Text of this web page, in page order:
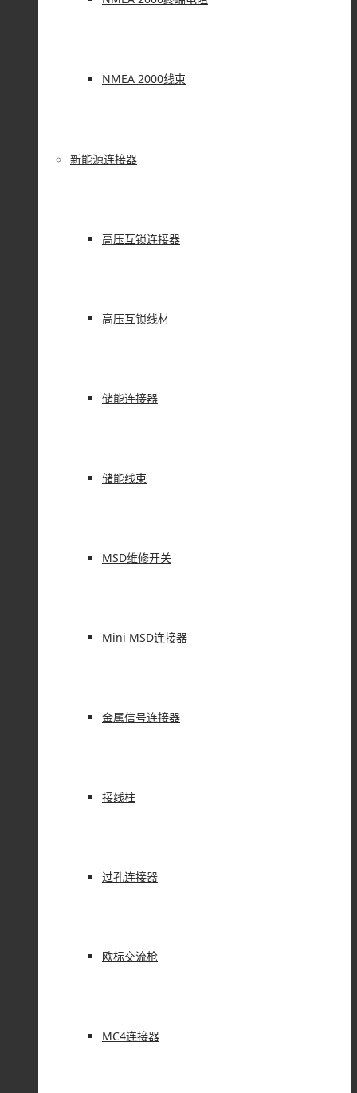
NMEA 2000线束
新能源连接器
高压互锁连接器
高压互锁线材
储能连接器
储能线束
MSD维修开关
Mini MSD连接器
金属信号连接器
接线柱
过孔连接器
欧标交流枪
MC4连接器